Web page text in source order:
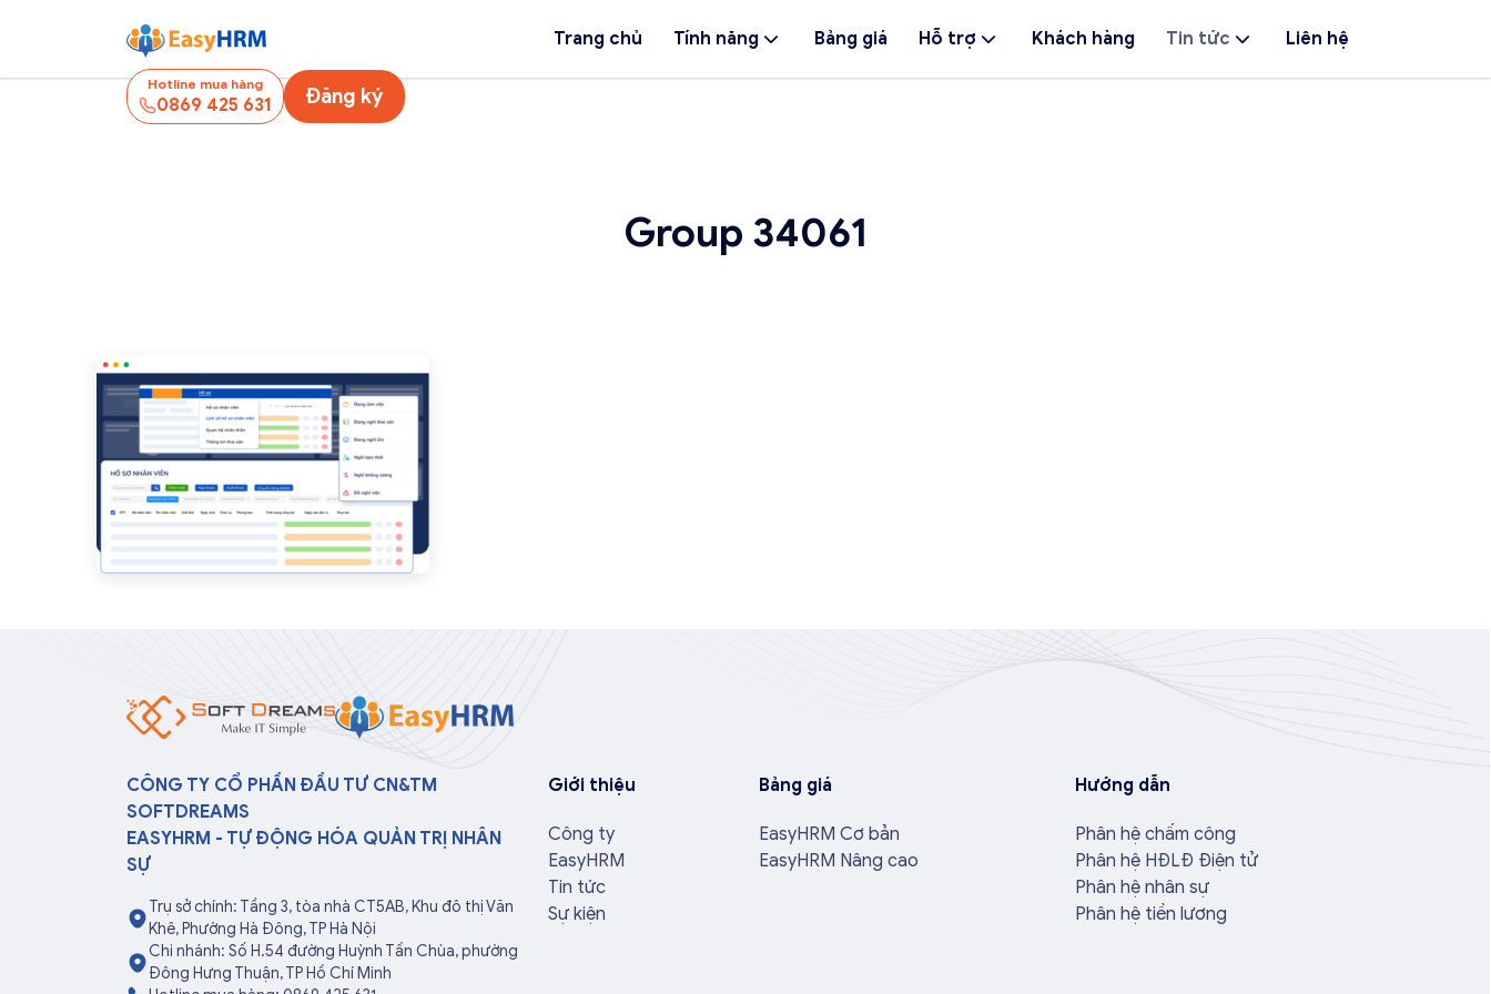
Trang chủ Tính năng Bảng giá Hỗ trợ Khách hàng Tin tức Liên hệ
Hotline mua hàng
0869 425 631 Đăng ký
Group 34061
CÔNG TY CỔ PHẦN ĐẦU TƯ CN&TM
SOFTDREAMS
EASYHRM - TỰ ĐỘNG HÓA QUẢN TRỊ NHÂN
SỰ
Trụ sở chính: Tầng 3, tòa nhà CT5AB, Khu đô thị Văn
Khê, Phường Hà Đông, TP Hà Nội
Chi nhánh: Số H.54 đường Huỳnh Tấn Chùa, phường
Đông Hưng Thuận, TP Hồ Chí Minh
Giới thiệu
Công ty
EasyHRM
Tin tức
Sự kiện
Bảng giá
EasyHRM Cơ bản
EasyHRM Nâng cao
Hướng dẫn
Phân hệ chấm công
Phân hệ HĐLĐ Điện tử
Phân hệ nhân sự
Phân hệ tiền lương